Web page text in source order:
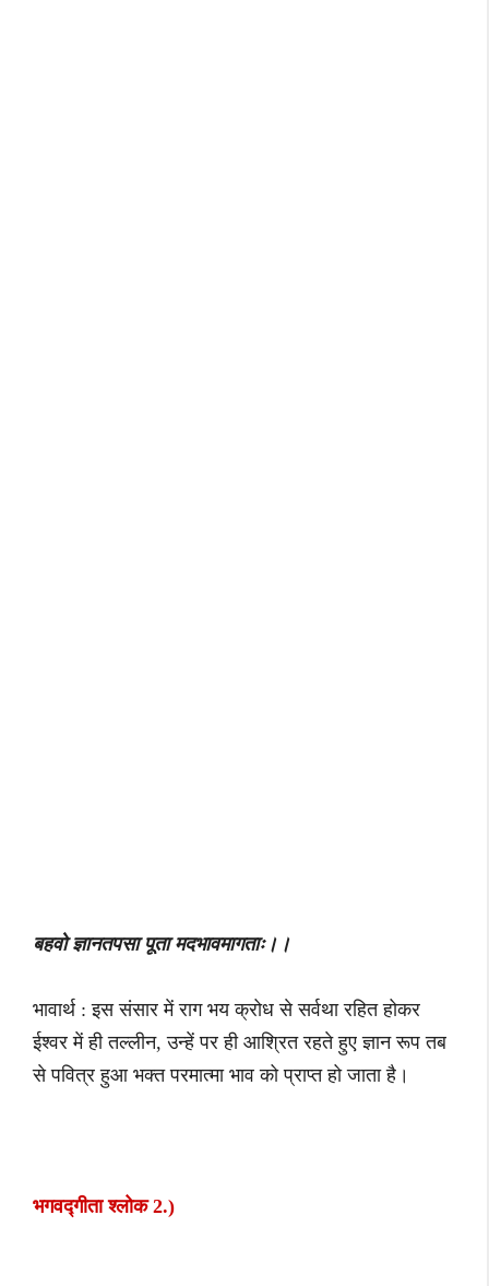
बहवो ज्ञानतपसा पूता मदभावमागताः।।
भावार्थ : इस संसार में राग भय क्रोध से सर्वथा रहित होकर
ईश्वर में ही तल्लीन, उन्हें पर ही आश्रित रहते हुए ज्ञान रूप तब
से पवित्र हुआ भक्त परमात्मा भाव को प्राप्त हो जाता है।
भगवद्गीता श्लोक 2.)